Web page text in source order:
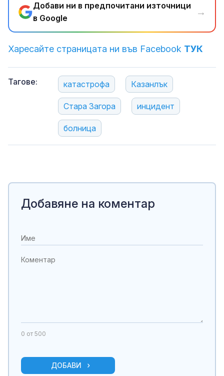
Добави ни в предпочитани източници
в Google
→
Харесайте страницата ни във Facebook ТУК
Тагове: катастрофа Казанлък
Стара Загора инцидент
болница
Добавяне на коментар
0 от 500
ДОБАВИ